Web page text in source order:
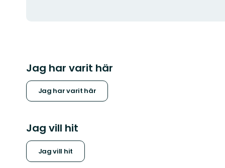
Jag har varit här
Jag har varit här
Jag vill hit
Jag vill hit